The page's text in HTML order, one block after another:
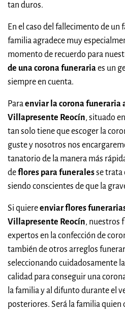
tan duros.
En el caso del fallecimento de un
familia agradece muy
momento de recuerdo para
de una corona funerariaes un
siempre en cuenta.
Paraenviar la corona funeraria
Villapresente Reocín, situado
tan solo tiene que escoger la
guste y nosotros nos
tanatorio de la manera más
deflores para funeralesse trata
siendo conscientes de que la
Si quiereenviar flores
Villapresente Reocín, nuestros
expertos en la confección de
también de otros arreglos
seleccionando cuidadosamente
calidad para conseguir una
la familia y al difunto durante el
posteriores. Será la familia quien